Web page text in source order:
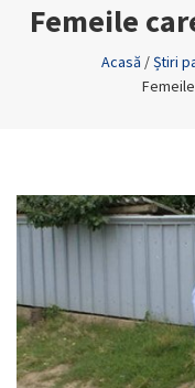
Femeile
Acasă /Știri